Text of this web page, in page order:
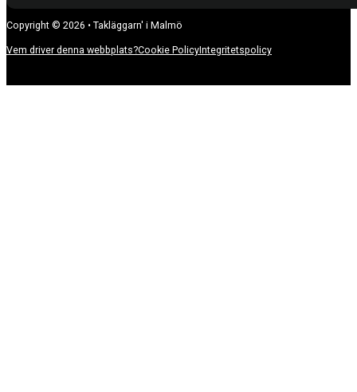
Copyright © 2026 • Takläggarn' i Malmö
Vem driver denna webbplats?Cookie PolicyIntegritetspolicy